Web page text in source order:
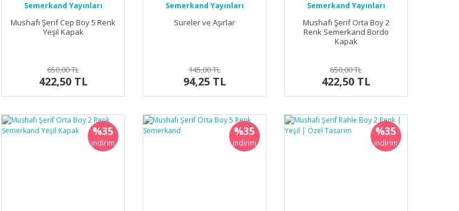
Semerkand Yayınları
Mushafı Şerif Cep Boy 5 Renk
Yeşil Kapak
650,00 TL
422,50 TL
Semerkand Yayınları
Sureler ve Aşırlar
145,00 TL
94,25 TL
Semerkand Yayınları
Mushafı Şerif Orta Boy 2
Renk Semerkand Bordo
Kapak
650,00 TL
422,50 TL
%35
indirim
%35
indirim
%35
indirim